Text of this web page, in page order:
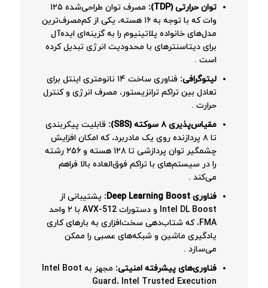
توان حرارتی (TDP):
مصرف توان طراحی‌شده ۱۲۵
وات که با توجه به ۱۶ هسته، یکی از کم‌مصرف‌ترین
مدل‌های خانواده پلاتینیوم را به گزینه‌ای ایده‌آل
برای دیتاسنترهای با محدودیت انرژی تبدیل کرده
است .
لیتوگرافی:
فناوری ساخت ۱۴ نانومتری اینتل برای
تعادل بین تراکم ترانزیستور، مصرف انرژی و کنترل
حرارت .
مقیاس‌پذیری ۸ سوکته (S8S):
قابلیت پیکربندی
تا ۸ پردازنده روی یک مادربرد، که امکان افزایش
چشمگیر توان پردازشی تا ۱۲۸ هسته و ۲۵۶ رشته
را در سیستم‌های با تراکم فوق‌العاده بالا فراهم
می‌کند .
فناوری Deep Learning Boost:
پشتیبانی از
Intel DL Boost و دستورات AVX-512 با ۲ واحد
FMA، که شتاب‌دهی سخت‌افزاری به بارهای کاری
یادگیری ماشین و شبکه‌های عصبی را ممکن
می‌سازد .
فناوری‌های پیشرفته امنیتی:
مجهز به Intel Boot
Guard، Intel Trusted Execution